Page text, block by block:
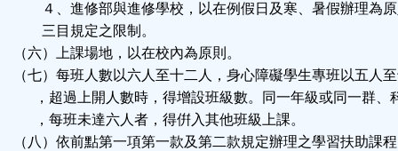
４、進修部與進修學校，以在例假日及寒、暑假辦理為原
三目規定之限制。
（六）上課場地，以在校內為原則。
（七）每班人數以六人至十二人，身心障礙學生專班以五人
，超過上開人數時，得增設班級數。同一年級或同一群、
，每班未達六人者，得倂入其他班級上課。
（八）依前點第一項第一款及第二款規定辦理之學習扶助課